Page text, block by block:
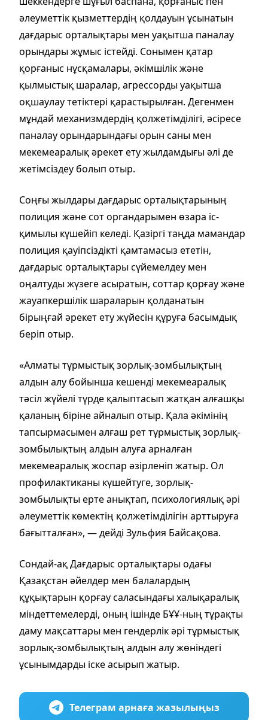
әлеуметтік қызметтердің қолдауын ұсынатын
дағдарыс орталықтары мен уақытша паналау
орындары жұмыс істейді. Сонымен қатар
қорғаныс нұсқамалары, әкімшілік және
қылмыстық шаралар, агрессорды уақытша
оқшаулау тетіктері қарастырылған. Дегенмен
мұндай механизмдердің қолжетімділігі, әсіресе
паналау орындарындағы орын саны мен
мекемеаралық әрекет ету жылдамдығы әлі де
жетімсіздеу болып отыр.
Соңғы жылдары дағдарыс орталықтарының
полиция және сот органдарымен өзара іс-
қимылы күшейіп келеді. Қазіргі таңда мамандар
полиция қауіпсіздікті қамтамасыз ететін,
дағдарыс орталықтары сүйемелдеу мен
оңалтуды жүзеге асыратын, соттар қорғау және
жауапкершілік шараларын қолданатын
бірыңғай әрекет ету жүйесін құруға басымдық
беріп отыр.
«Алматы тұрмыстық зорлық-зомбылықтың
алдын алу бойынша кешенді мекемеаралық
тәсіл жүйелі түрде қалыптасып жатқан алғашқы
қаланың біріне айналып отыр. Қала әкімінің
тапсырмасымен алғаш рет тұрмыстық зорлық-
зомбылықтың алдын алуға арналған
мекемеаралық жоспар әзірленіп жатыр. Ол
профилактиканы күшейтуге, зорлық-
зомбылықты ерте анықтап, психологиялық әрі
әлеуметтік көмектің қолжетімділігін арттыруға
бағытталған», — дейді Зульфия Байсақова.
Сондай-ақ Дағдарыс орталықтары одағы
Қазақстан әйелдер мен балалардың
құқықтарын қорғау саласындағы халықаралық
міндеттемелерді, оның ішінде БҰҰ-ның тұрақты
даму мақсаттары мен гендерлік әрі тұрмыстық
зорлық-зомбылықтың алдын алу жөніндегі
ұсынымдарды іске асырып жатыр.
Телеграм арнаға жазылыңыз